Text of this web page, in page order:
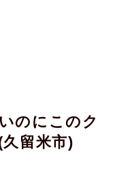
のにこのク
留米市)